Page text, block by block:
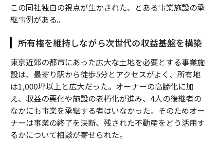
この同社独自の視点が生かされた、とある事業施設の承
継事例がある。
所有権を維持しながら次世代の収益基盤を構築
東京近郊の都市にあった広大な土地を必要とする事業施
設は、最寄り駅から徒歩5分とアクセスがよく、所有地
は1,000坪以上と広大だった。オーナーの高齢化に加
え、収益の悪化や施設の老朽化が進み、4人の後継者の
なかにも事業を承継する者はいなかった。そのためオー
ナーは事業の終了を決断、残された不動産をどう活用す
るかについて相談が寄せられた。